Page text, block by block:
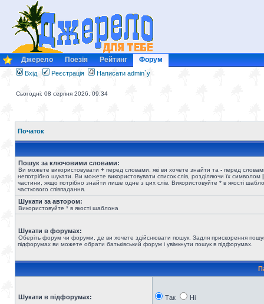
Джерело Поезія Рейтинг Форум
Вхід Реєстрація Написати admin`у
Сьогодні: 08 серпня 2026, 09:34
Початок
Пошук за ключовими словами:
Ви можете використовувати + перед словами, які ви хочете знайти та - перед
непотрібно шукати. Ви можете використовувати список слів, розділяючи їх символом |
частини, якщо потрібно знайти лише одне з цих слів. Використовуйте * в якості
часткового співпадання.
Шукати за автором:
Використовуйте * в якості шаблона
Шукати в форумах:
Оберіть форум чи форуми, де ви хочете здійснювати пошук. Задля прискорення
підфорумах ви можете обрати батьківський форум і увімкнути пошук в підфорумах.
Шукати в підфорумах: Так Ні